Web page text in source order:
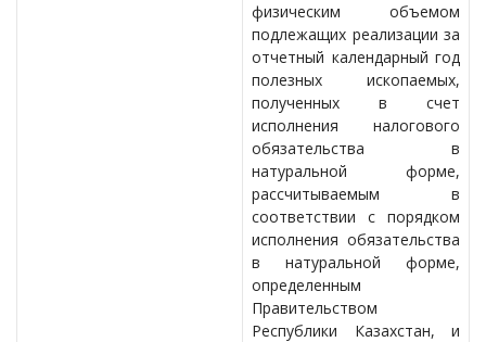
физическим объемом
подлежащих реализации за
отчетный календарный год
полезных ископаемых,
полученных в счет
исполнения налогового
обязательства в
натуральной форме,
рассчитываемым в
соответствии с порядком
исполнения обязательства
в натуральной форме,
определенным
Правительством
Республики Казахстан, и